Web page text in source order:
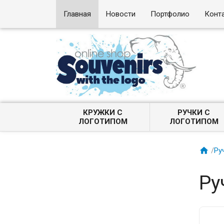
Главная Новости Портфолио
КРУЖКИ С
ЛОГОТИПОМ
РУЧКИ С
ЛОГОТИПОМ
 /